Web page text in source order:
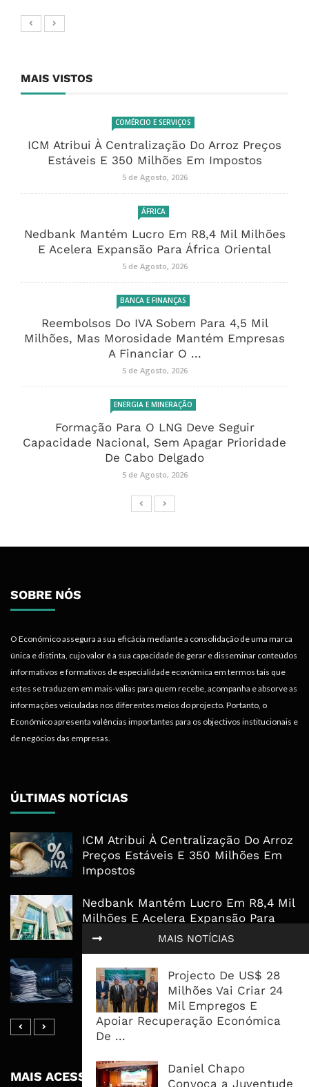
MAIS NOTÍCIAS
Projecto De US$ 28
Milhões Vai Criar 24
Mil Empregos E
Apoiar Recuperação Económica
De ...
Daniel Chapo
Convoca a Juventude
MAIS VISTOS
COMÉRCIO E SERVIÇOS
ICM Atribui À Centralização Do Arroz Preços
Estáveis E 350 Milhões Em Impostos
5 de Agosto, 2026
ÁFRICA
Nedbank Mantém Lucro Em R8,4 Mil Milhões
E Acelera Expansão Para África Oriental
5 de Agosto, 2026
BANCA E FINANÇAS
Reembolsos Do IVA Sobem Para 4,5 Mil
Milhões, Mas Morosidade Mantém Empresas
A Financiar O ...
5 de Agosto, 2026
ENERGIA E MINERAÇÃO
Formação Para O LNG Deve Seguir
Capacidade Nacional, Sem Apagar Prioridade
De Cabo Delgado
5 de Agosto, 2026
SOBRE NÓS
O Económico assegura a sua eficácia mediante a consolidação de uma marca
única e distinta, cujo valor é a sua capacidade de gerar e disseminar conteúdos
informativos e formativos de especialidade económica em termos tais que
estes se traduzem em mais-valias para quem recebe, acompanha e absorve as
informações veiculadas nos diferentes meios do projecto. Portanto, o
Económico apresenta valências importantes para os objectivos institucionais e
de negócios das empresas.
ÚLTIMAS NOTÍCIAS
ICM Atribui À Centralização Do Arroz
Preços Estáveis E 350 Milhões Em
Impostos
Nedbank Mantém Lucro Em R8,4 Mil
Milhões E Acelera Expansão Para
África Oriental
Reembolsos Do IVA Sobem Para 4,5
Mil Milhões, Mas Morosidade
Mantém Empresas A Financiar O ...
MAIS ACESSADOS